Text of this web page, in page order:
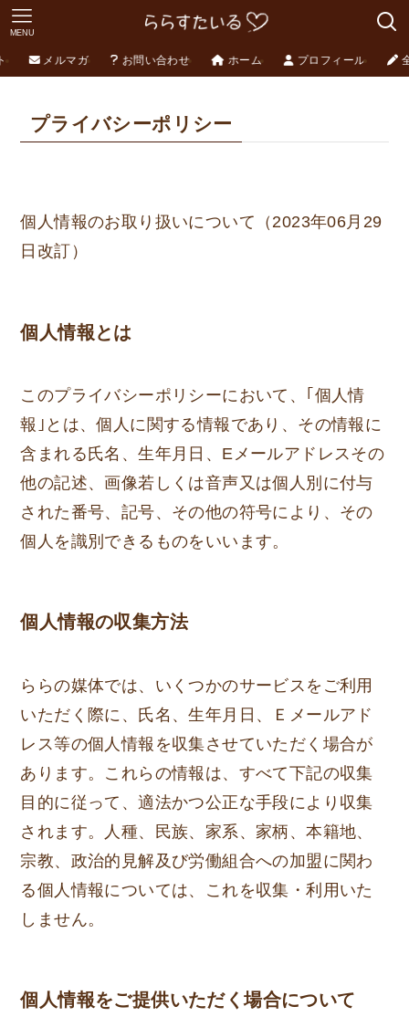
MENU
メルマガ お問い合わせ ホーム プロフィール
プライバシーポリシー
個人情報のお取り扱いについて（2023年06月29
日改訂）
個人情報とは
このプライバシーポリシーにおいて、｢個人情
報｣とは、個人に関する情報であり、その情報に
含まれる氏名、生年月日、Eメールアドレスその
他の記述、画像若しくは音声又は個人別に付与
された番号、記号、その他の符号により、その
個人を識別できるものをいいます。
個人情報の収集方法
ららの媒体では、いくつかのサービスをご利用
いただく際に、氏名、生年月日、Ｅメールアド
レス等の個人情報を収集させていただく場合が
あります。これらの情報は、すべて下記の収集
目的に従って、適法かつ公正な手段により収集
されます。人種、民族、家系、家柄、本籍地、
宗教、政治的見解及び労働組合への加盟に関わ
る個人情報については、これを収集・利用いた
しません。
個人情報をご提供いただく場合について